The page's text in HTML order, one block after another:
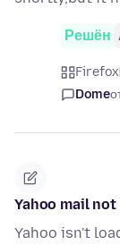
Решён
Firefox
Dome
Yahoo mail
Yahoo isn't